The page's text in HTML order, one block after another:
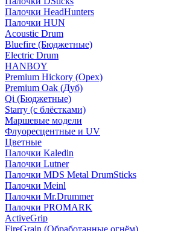
Палочки HeadHunters
Палочки HUN
Acoustic Drum
Bluefire (Бюджетные)
Electric Drum
HANBOY
Premium Hickory (Орех)
Premium Oak (Дуб)
Qi (Бюджетные)
Starry (с блёстками)
Маршевые модели
Флуоресцентные и UV
Цветные
Палочки Kaledin
Палочки Lutner
Палочки MDS Metal DrumSticks
Палочки Meinl
Палочки Mr.Drummer
Палочки PROMARK
ActiveGrip
FireGrain (Обработанные огнём)